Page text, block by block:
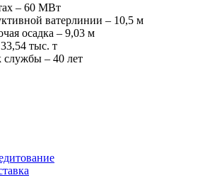
– 60 МВт
ватерлинии – 10,5 м
осадка – 9,03 м
тыс. т
службы – 40 лет